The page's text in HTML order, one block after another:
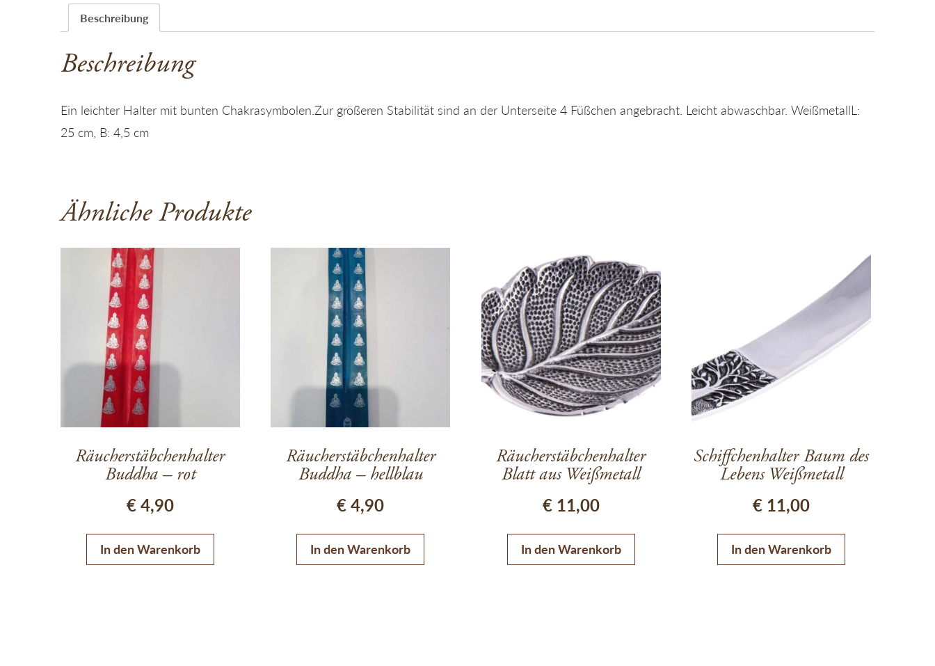
Beschreibung
Beschreibung
Ein leichter Halter mit bunten Chakrasymbolen. Zur größeren Stabilität sind an der Unterseite 4 Füßchen angebracht. Leicht abwaschbar. WeißmetallL:
25 cm, B: 4,5 cm
Ähnliche Produkte
Räucherstäbchenhalter
Buddha – rot
€4,90
In den Warenkorb
Räucherstäbchenhalter
Buddha – hellblau
€4,90
In den Warenkorb
Räucherstäbchenhalter
Blatt aus Weißmetall
€11,00
In den Warenkorb
Schiffchenhalter Baum des
Lebens Weißmetall
€ 11,00
In den Warenkorb